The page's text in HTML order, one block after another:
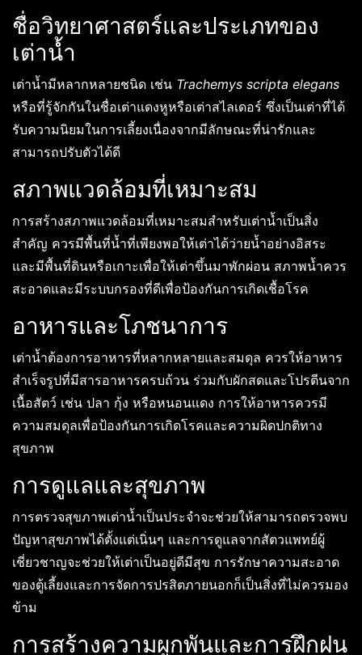
ชื่อวิทยาศาสตร์และประเภทของ
เต่าน้ำ
เต่าน้ำมีหลากหลายชนิด เช่น Trachemys scripta elegans
หรือที่รู้จักกันในชื่อเต่าแดงหูหรือเต่าสไลเดอร์ ซึ่งเป็นเต่าที่ได้
รับความนิยมในการเลี้ยงเนื่องจากมีลักษณะที่น่ารักและ
สามารถปรับตัวได้ดี
สภาพแวดล้อมที่เหมาะสม
การสร้างสภาพแวดล้อมที่เหมาะสมสำหรับเต่าน้ำเป็นสิ่ง
สำคัญ ควรมีพื้นที่น้ำที่เพียงพอให้เต่าได้ว่ายน้ำอย่างอิสระ
และมีพื้นที่ดินหรือเกาะเพื่อให้เต่าขึ้นมาพักผ่อน สภาพน้ำควร
สะอาดและมีระบบกรองที่ดีเพื่อป้องกันการเกิดเชื้อโรค
อาหารและโภชนาการ
เต่าน้ำต้องการอาหารที่หลากหลายและสมดุล ควรให้อาหาร
สำเร็จรูปที่มีสารอาหารครบถ้วน ร่วมกับผักสดและโปรตีนจาก
เนื้อสัตว์ เช่น ปลา กุ้ง หรือหนอนแดง การให้อาหารควรมี
ความสมดุลเพื่อป้องกันการเกิดโรคและความผิดปกติทาง
สุขภาพ
การดูแลและสุขภาพ
การตรวจสุขภาพเต่าน้ำเป็นประจำจะช่วยให้สามารถตรวจพบ
ปัญหาสุขภาพได้ตั้งแต่เนิ่นๆ และการดูแลจากสัตวแพทย์ผู้
เชี่ยวชาญจะช่วยให้เต่าเป็นอยู่ดีมีสุข การรักษาความสะอาด
ของตู้เลี้ยงและการจัดการปรสิตภายนอกก็เป็นสิ่งที่ไม่ควรมอง
ข้าม
การสร้างความผูกพันและการฝึกฝน